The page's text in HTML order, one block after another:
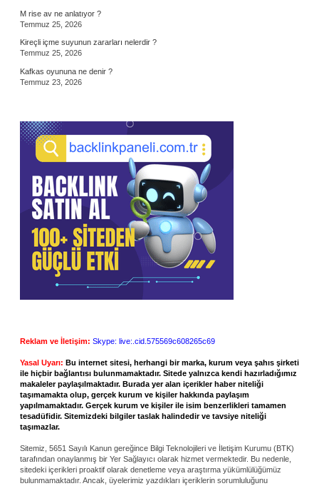
M rise av ne anlatıyor ?
Temmuz 25, 2026
Kireçli içme suyunun zararları nelerdir ?
Temmuz 25, 2026
Kafkas oyununa ne denir ?
Temmuz 23, 2026
Reklam ve İletişim: Skype: live:.cid.575569c608265c69
Yasal Uyarı: Bu internet sitesi, herhangi bir marka, kurum veya şahıs şirketi
ile hiçbir bağlantısı bulunmamaktadır. Sitede yalnızca kendi hazırladığımız
makaleler paylaşılmaktadır. Burada yer alan içerikler haber niteliği
taşımamakta olup, gerçek kurum ve kişiler hakkında paylaşım
yapılmamaktadır. Gerçek kurum ve kişiler ile isim benzerlikleri tamamen
tesadüfidir. Sitemizdeki bilgiler taslak halindedir ve tavsiye niteliği
taşımazlar.
Sitemiz, 5651 Sayılı Kanun gereğince Bilgi Teknolojileri ve İletişim Kurumu (BTK)
tarafından onaylanmış bir Yer Sağlayıcı olarak hizmet vermektedir. Bu nedenle,
sitedeki içerikleri proaktif olarak denetleme veya araştırma yükümlülüğümüz
bulunmamaktadır. Ancak, üyelerimiz yazdıkları içeriklerin sorumluluğunu